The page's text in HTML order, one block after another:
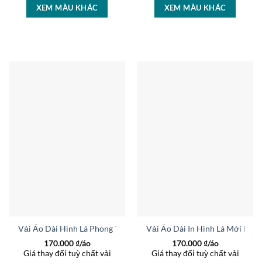
XEM MÀU KHÁC XEM MÀU KHÁC
Vải Áo Dài Hình Lá Phong Thu Hút AD 35183
170.000₫/áo
Giá thay đổi tuỳ chất vải
Vải Áo Dài In Hình Lá Mới Ra
170.000₫/áo
Giá thay đổi tuỳ chất vải